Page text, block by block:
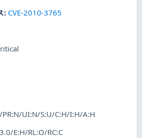
: CVE-2010-3765
PR:N/UI:N/S:U/C:H/I:H/A:H
E:H/RL:O/RC:C